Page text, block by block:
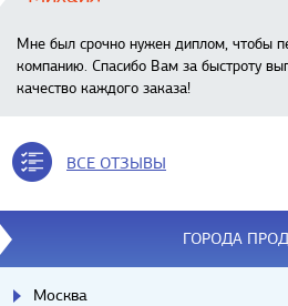
Мне был срочно нужен диплом, чтобы
компанию. Спасибо Вам за быстроту
качество каждого заказа!
ВСЕ ОТЗЫВЫ
ГОРОДА
Москва